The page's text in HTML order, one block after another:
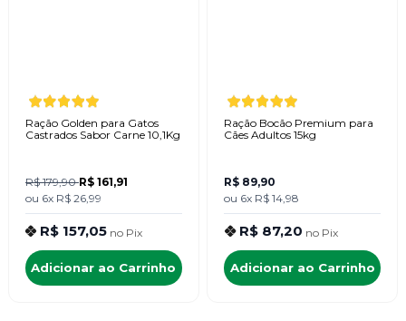
Ração Golden para Gatos
Castrados Sabor Carne 10,1Kg
R$ 179,90R$ 161,91
ou 6x R$ 26,99
R$ 157,05 no Pix
Adicionar ao Carrinho
Ração Bocão Premium para
Cães Adultos 15kg
R$ 89,90
ou 6x R$ 14,98
R$ 87,20 no Pix
Adicionar ao Carrinho